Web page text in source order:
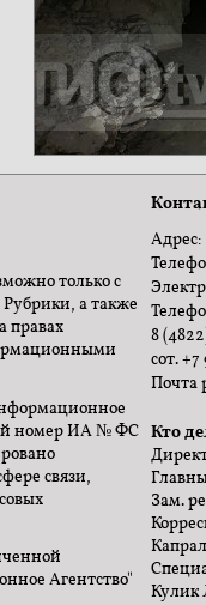
только с
а также
правах
номер ИА № ФС
связи,
Агентство"
Адрес:
8
сот.
Почта
Кто
Зам.
Кулик